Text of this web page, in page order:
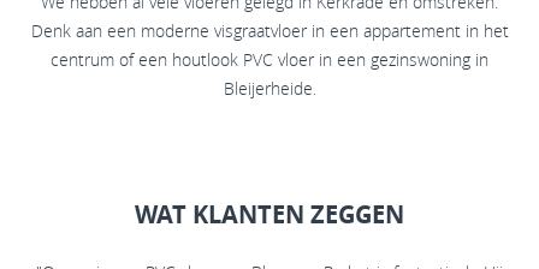
Denk aan een moderne visgraatvloer in een appartement in het
centrum of een houtlook PVC vloer in een gezinswoning in
Bleijerheide.
WAT KLANTEN ZEGGEN